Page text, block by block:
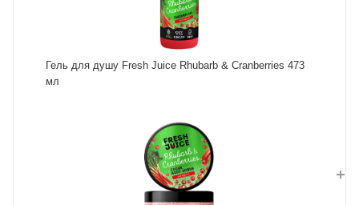
Гель для душу Fresh Juice Rhubarb & Cranberries 473
мл